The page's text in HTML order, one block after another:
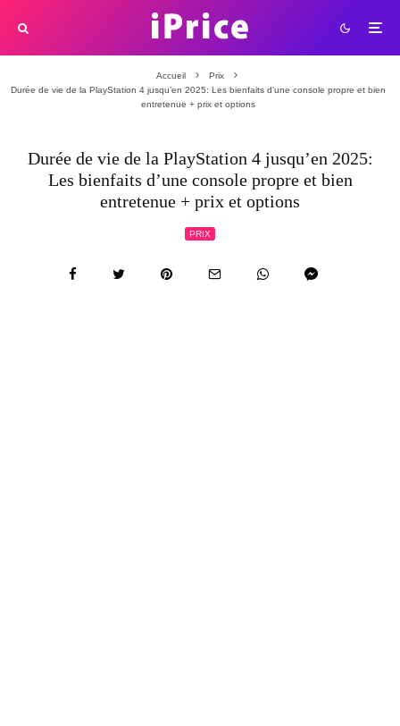
Accueil
Prix
Durée de vie de la PlayStation 4 jusqu’en 2025: Les bienfaits d’une console propre et bien
entretenue + prix et options
Durée de vie de la PlayStation 4 jusqu’en 2025:
Les bienfaits d’une console propre et bien
entretenue + prix et options
PRIX